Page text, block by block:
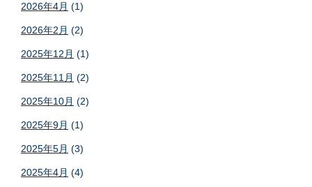
2026年4月 (1)
2026年2月 (2)
2025年12月 (1)
2025年11月 (2)
2025年10月 (2)
2025年9月 (1)
2025年5月 (3)
2025年4月 (4)